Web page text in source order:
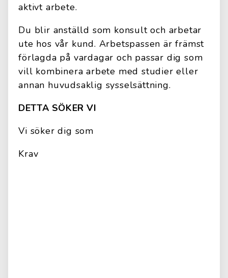
aktivt arbete.
Du blir anställd som konsult och arbetar
ute hos vår kund. Arbetspassen är främst
förlagda på vardagar och passar dig som
vill kombinera arbete med studier eller
annan huvudsaklig sysselsättning.
DETTA SÖKER VI
Vi söker dig som
Krav